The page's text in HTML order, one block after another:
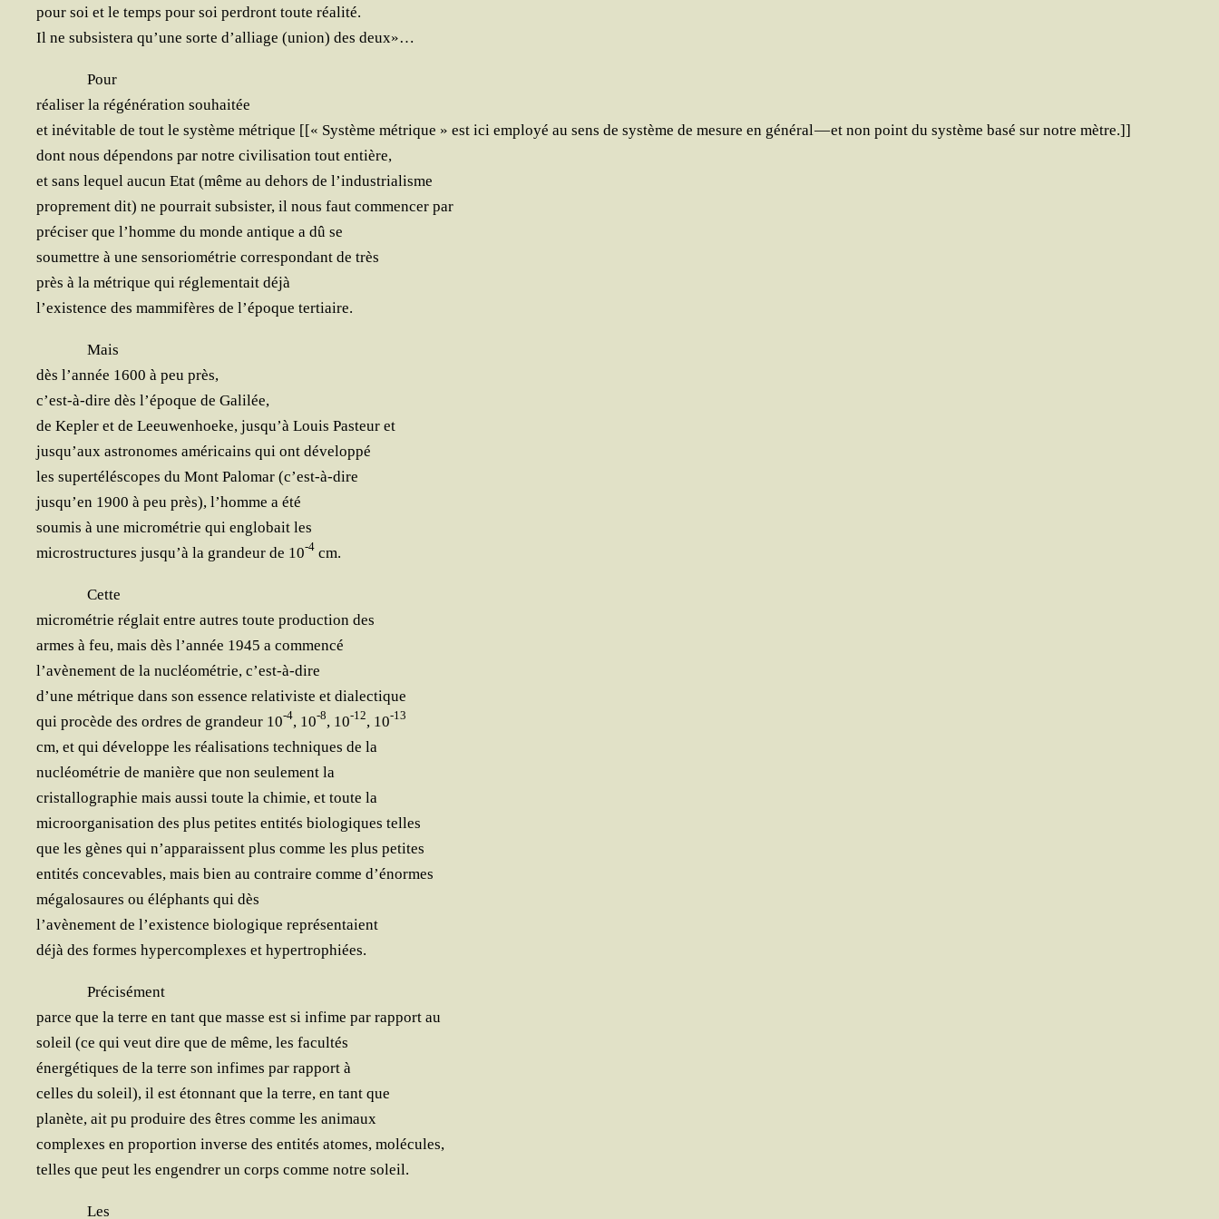
pour soi et le temps pour soi per­dront toute réalité.
Il ne sub­sis­te­ra qu’une sorte d’alliage (union) des deux»…
Pour
réa­li­ser la régé­né­ra­tion souhaitée
et inévi­table de tout le sys­tème métrique [[« Sys­tème métrique » est ici employé au sens de sys­tème de mesure en géné­ral — et non point du sys­tème basé sur notre mètre.]]
dont nous dépen­dons par notre civi­li­sa­tion tout entière,
et sans lequel aucun Etat (même au dehors de l’industrialisme
pro­pre­ment dit) ne pour­rait sub­sis­ter, il nous faut com­men­cer par
pré­ci­ser que l’homme du monde antique a dû se
sou­mettre à une sen­so­rio­mé­trie cor­res­pon­dant de très
près à la métrique qui régle­men­tait déjà
l’existence des mam­mi­fères de l’époque tertiaire.
Mais
dès l’année 1600 à peu près,
c’est-à-dire dès l’époque de Galilée,
de Kepler et de Leeu­wen­hoeke, jusqu’à Louis Pas­teur et
jusqu’aux astro­nomes amé­ri­cains qui ont développé
les super­té­lé­scopes du Mont Palo­mar (c’est-à-dire
jusqu’en 1900 à peu près), l’homme a été
sou­mis à une micro­mé­trie qui englo­bait les
micro­struc­tures jusqu’à la gran­deur de 10-4 cm.
Cette
micro­mé­trie réglait entre autres toute pro­duc­tion des
armes à feu, mais dès l’année 1945 a commencé
l’avènement de la nucléo­mé­trie, c’est-à-dire
d’une métrique dans son essence rela­ti­viste et dialectique
qui pro­cède des ordres de gran­deur 10-4, 10-8, 10-12, 10-13
cm, et qui déve­loppe les réa­li­sa­tions tech­niques de la
nucléo­mé­trie de manière que non seule­ment la
cris­tal­lo­gra­phie mais aus­si toute la chi­mie, et toute la
microor­ga­ni­sa­tion des plus petites enti­tés bio­lo­giques telles
que les gènes qui n’apparaissent plus comme les plus petites
enti­tés conce­vables, mais bien au contraire comme d’énormes
méga­lo­saures ou élé­phants qui dès
l’avènement de l’existence bio­lo­gique représentaient
déjà des formes hyper­com­plexes et hypertrophiées.
Pré­ci­sé­ment
parce que la terre en tant que masse est si infime par rap­port au
soleil (ce qui veut dire que de même, les facultés
éner­gé­tiques de la terre son infimes par rap­port à
celles du soleil), il est éton­nant que la terre, en tant que
pla­nète, ait pu pro­duire des êtres comme les animaux
com­plexes en pro­por­tion inverse des enti­tés atomes, molécules,
telles que peut les engen­drer un corps comme notre soleil.
Les